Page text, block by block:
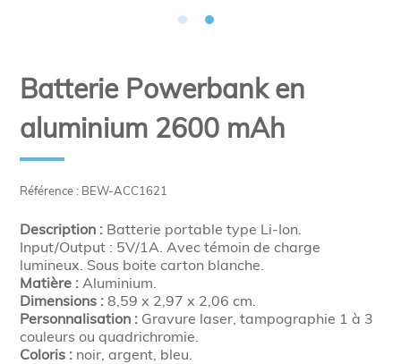
Référence : BEW-ACC1621
Batterie Powerbank en
aluminium 2600 mAh
Description : Batterie portable type Li-Ion.
Input/Output : 5V/1A. Avec témoin de charge
lumineux. Sous boite carton blanche.
Matière :Aluminium.
Dimensions : 8,59 x 2,97 x 2,06 cm.
Personnalisation : Gravure laser, tampographie 1 à 3
couleurs ou quadrichromie.
Coloris : noir, argent, bleu.